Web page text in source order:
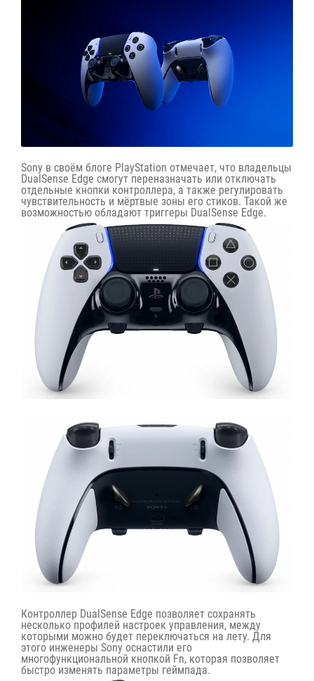
Sony в своём блоге PlayStation отмечает, что владельцы
DualSense Edge смогут переназначать или отключать
отдельные кнопки контроллера, а также регулировать
чувствительность и мёртвые зоны его стиков. Такой же
возможностью обладают триггеры DualSense Edge.
Контроллер DualSense Edge позволяет сохранять
несколько профилей настроек управления, между
которыми можно будет переключаться на лету. Для
этого инженеры Sony оснастили его
многофункциональной кнопкой Fn, которая позволяет
быстро изменять параметры геймпада.